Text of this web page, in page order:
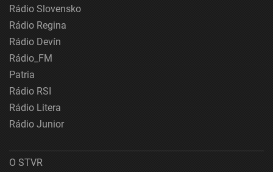
Rádio Slovensko
Rádio Regina
Rádio Devín
Rádio_FM
Patria
Rádio RSI
Rádio Litera
Rádio Junior
O STVR